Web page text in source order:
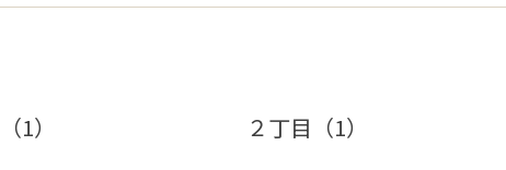
1） ２丁目（1）